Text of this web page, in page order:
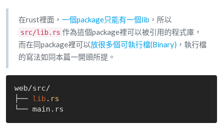
在rust裡面， 一個package只能有一個lib ，所以
src/lib.rs 作為這個package裡可以被引用的程式庫，
而在同package裡可以放很多個可執行檔(Binary) ，執行檔
的寫法如同本篇一開頭所提。
web/src/
├── lib . rs